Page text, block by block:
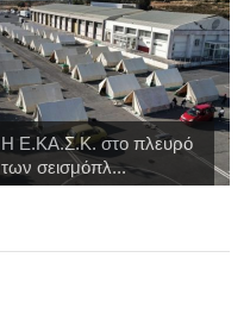
Η Ε.ΚΑ.Σ.Κ. στο πλευρό
των σεισμόπλ...